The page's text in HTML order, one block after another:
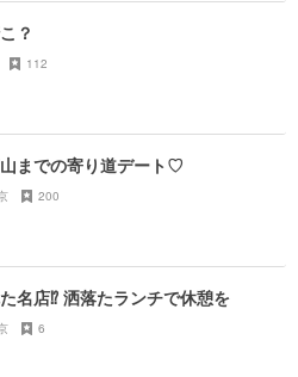
？
112
までの寄り道デート♡
200
名店⁉︎ 洒落たランチで休憩を
6